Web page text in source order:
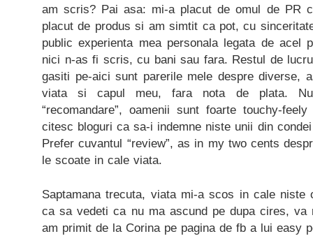
am scris? Pai asa: mi-a placut de omul de PR
placut de produs si am simtit ca pot, cu
public experienta mea personala legata de acel
nici n-as fi scris, cu bani sau fara. Restul de
gasiti pe-aici sunt parerile mele despre diverse,
viata si capul meu, fara nota de plata.
“recomandare”, oamenii sunt foarte touchy-
citesc bloguri ca sa-i indemne niste unii din
Prefer cuvantul “review”, as in my two cents
le scoate in cale viata.
Saptamana trecuta, viata mi-a scos in cale niste
ca sa vedeti ca nu ma ascund pe dupa cires, va
am primit de la Corina pe pagina de fb a lui easy